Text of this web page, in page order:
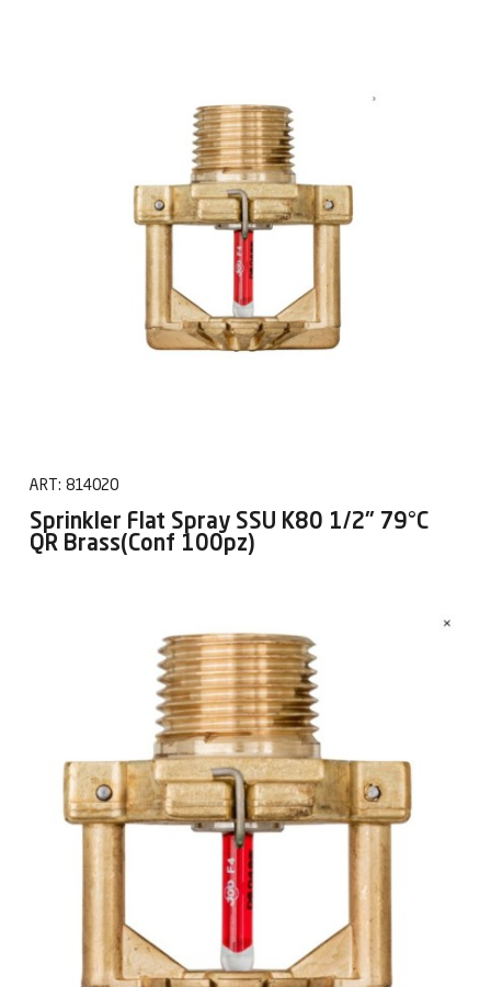
ART: 814020
Sprinkler Flat Spray SSU K80 1/2" 79°C
QR Brass(Conf 100pz)